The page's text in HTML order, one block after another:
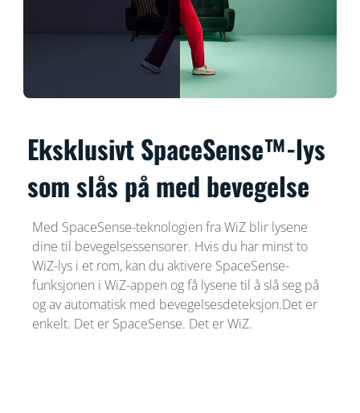
Eksklusivt SpaceSense™-lys
som slås på med bevegelse
Med SpaceSense-teknologien fra WiZ blir lysene
dine til bevegelsessensorer. Hvis du har minst to
WiZ-lys i et rom, kan du aktivere SpaceSense-
funksjonen i WiZ-appen og få lysene til å slå seg på
og av automatisk med bevegelsesdeteksjon.Det er
enkelt. Det er SpaceSense. Det er WiZ.